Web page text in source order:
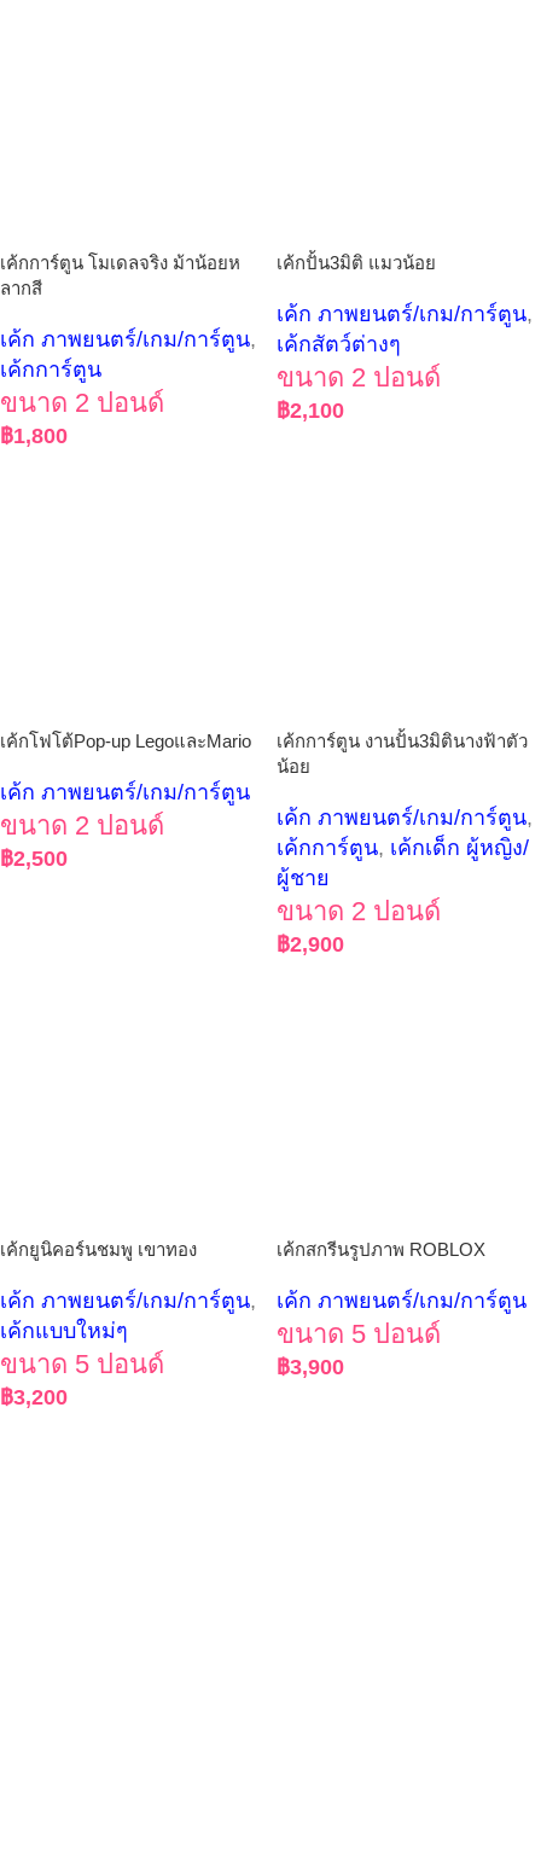
เค้กการ์ตูน โมเดลจริง ม้าน้อยห
ลากสี
เค้ก ภาพยนตร์/เกม/การ์ตูน,
เค้กการ์ตูน
ขนาด 2 ปอนด์
฿1,800
เค้กปั้น3มิติ แมวน้อย
เค้ก ภาพยนตร์/เกม/การ์ตูน,
เค้กสัตว์ต่างๆ
ขนาด 2 ปอนด์
฿2,100
เค้กโฟโต้Pop-up LegoและMario
เค้ก ภาพยนตร์/เกม/การ์ตูน
ขนาด 2 ปอนด์
฿2,500
เค้กการ์ตูน งานปั้น3มิตินางฟ้าตัว
น้อย
เค้ก ภาพยนตร์/เกม/การ์ตูน,
เค้กการ์ตูน, เค้กเด็ก ผู้หญิง/
ผู้ชาย
ขนาด 2 ปอนด์
฿2,900
เค้กยูนิคอร์นชมพู เขาทอง
เค้ก ภาพยนตร์/เกม/การ์ตูน,
เค้กแบบใหม่ๆ
ขนาด 5 ปอนด์
฿3,200
เค้กสกรีนรูปภาพ ROBLOX
เค้ก ภาพยนตร์/เกม/การ์ตูน
ขนาด 5 ปอนด์
฿3,900